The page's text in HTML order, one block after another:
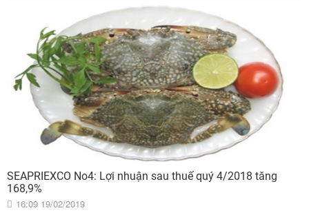
SEAPRIEXCO No4: Lợi nhuận sau thuế quý 4/2018 tăng
168,9%
16:09 19/02/2019